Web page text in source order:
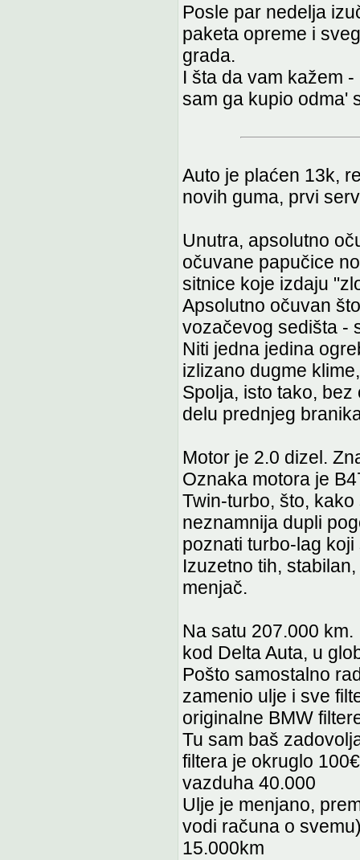
Posle par nedelja
paketa opreme i
grada.
I šta da vam kažem
sam ga kupio odma'
Auto je plaćen 13k,
novih guma, prvi
Unutra, apsolutno
očuvane papučice
sitnice koje izdaju
Apsolutno očuvan
vozačevog sedišta -
Niti jedna jedina
izlizano dugme
Spolja, isto tako,
delu prednjeg
Motor je 2.0 dizel.
Oznaka motora je
Twin-turbo, što,
neznamnija dupli
poznati turbo-lag
Izuzetno tih,
menjač.
Na satu 207.000
kod Delta Auta, u
Pošto samostalno
zamenio ulje i sve
originalne BMW
Tu sam baš
filtera je okruglo
vazduha 40.000
Ulje je menjano,
vodi računa o
15.000km